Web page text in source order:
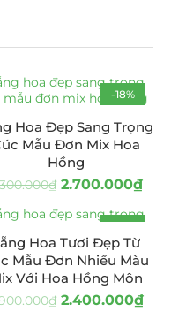
-18%
Hoa Đẹp Sang Trọng
Mẫu Đơn Mix Hoa
Hồng
₫ 2.700.000₫
-17%
Hoa Tươi Đẹp Từ
Mẫu Đơn Nhiều Màu
Với Hoa Hồng Môn
₫ 2.400.000₫